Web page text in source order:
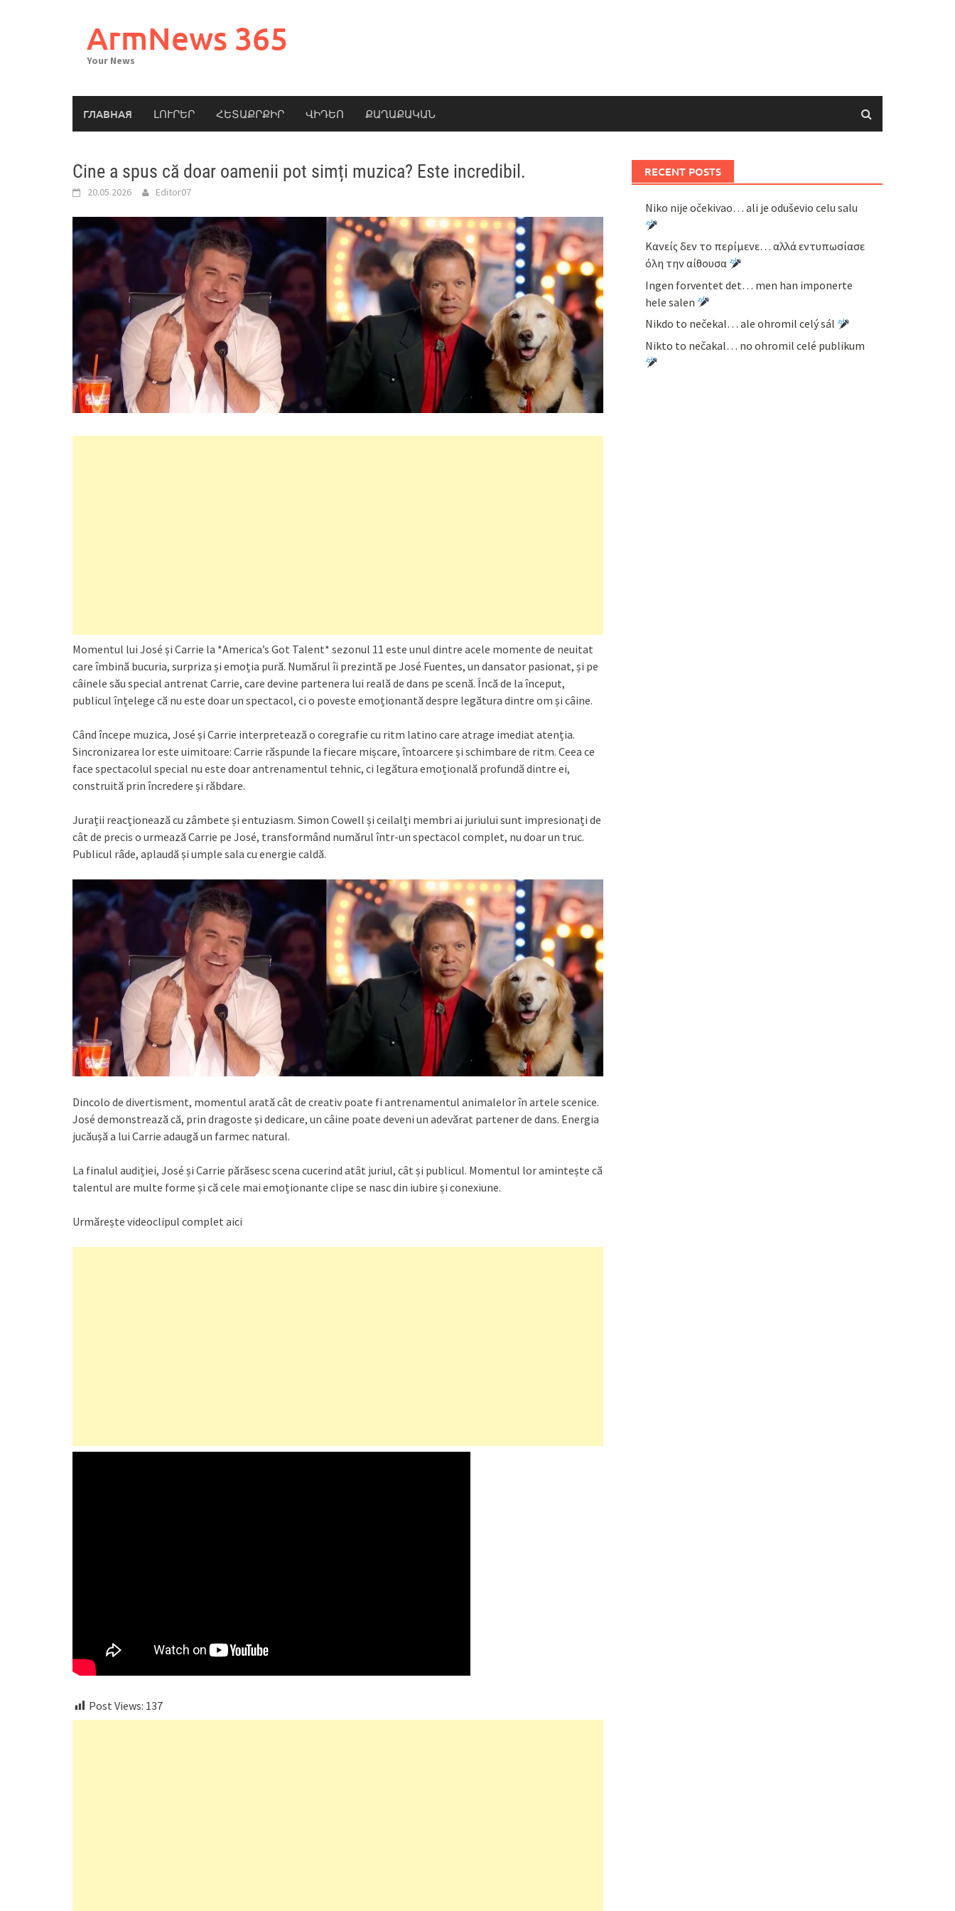
ArmNews 365
Your News
ГЛАВНАЯ ԼՈՒՐԵՐ ՀԵՏԱՔՐՔԻՐ ՎԻԴԵՈ ՔԱՂԱՔԱԿԱՆ
Cine a spus că doar oamenii pot simți muzica? Este incredibil.
20.05.2026 Editor07
Momentul lui José și Carrie la *America’s Got Talent* sezonul 11 este unul dintre acele momente de neuitat
care îmbină bucuria, surpriza și emoția pură. Numărul îi prezintă pe José Fuentes, un dansator pasionat, și pe
câinele său special antrenat Carrie, care devine partenera lui reală de dans pe scenă. Încă de la început,
publicul înțelege că nu este doar un spectacol, ci o poveste emoționantă despre legătura dintre om și câine.
Când începe muzica, José și Carrie interpretează o coregrafie cu ritm latino care atrage imediat atenția.
Sincronizarea lor este uimitoare: Carrie răspunde la fiecare mișcare, întoarcere și schimbare de ritm. Ceea ce
face spectacolul special nu este doar antrenamentul tehnic, ci legătura emoțională profundă dintre ei,
construită prin încredere și răbdare.
Jurații reacționează cu zâmbete și entuziasm. Simon Cowell și ceilalți membri ai juriului sunt impresionați de
cât de precis o urmează Carrie pe José, transformând numărul într-un spectacol complet, nu doar un truc.
Publicul râde, aplaudă și umple sala cu energie caldă.
Dincolo de divertisment, momentul arată cât de creativ poate fi antrenamentul animalelor în artele scenice.
José demonstrează că, prin dragoste și dedicare, un câine poate deveni un adevărat partener de dans. Energia
jucăușă a lui Carrie adaugă un farmec natural.
La finalul audiției, José și Carrie părăsesc scena cucerind atât juriul, cât și publicul. Momentul lor amintește că
talentul are multe forme și că cele mai emoționante clipe se nasc din iubire și conexiune.
Urmărește videoclipul complet aici
Post Views: 137
RECENT POSTS
Niko nije očekivao… ali je oduševio celu salu
Κανείς δεν το περίμενε… αλλά εντυπωσίασε
όλη την αίθουσα
Ingen forventet det… men han imponerte
hele salen
Nikdo to nečekal… ale ohromil celý sál
Nikto to nečakal… no ohromil celé publikum